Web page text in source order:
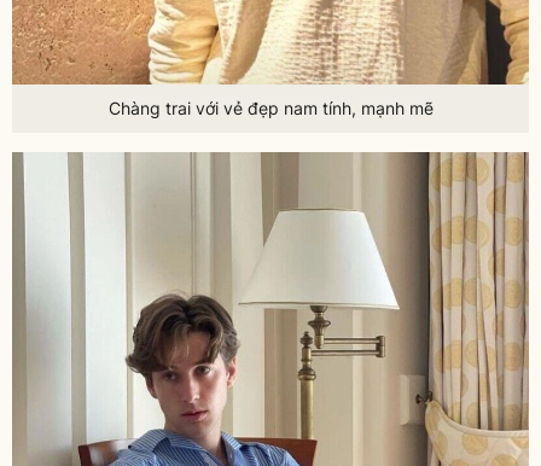
Chàng trai với vẻ đẹp nam tính, mạnh mẽ